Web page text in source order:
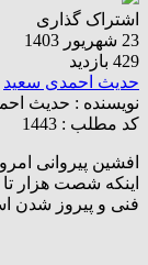
اشتراک گذاری
23 شهریور 1403
429 بازدید
حدیث احمدی سعید
نویسنده : حدیث
کد مطلب : 1443
افشین پیروانی
اینکه شصت هزار
فنی و پیروز شدن